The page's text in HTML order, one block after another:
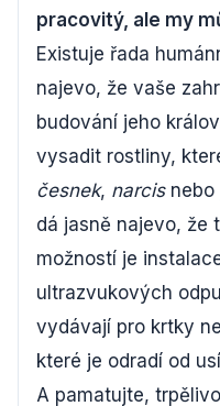
pracovitý, ale my
Existuje řada
najevo, že vaše
budování jeho
vysadit rostliny,
česnek, narcisnebo
dá jasně najevo, že
možností je
ultrazvukových
vydávají pro krtky
které je odradí od
A pamatujte,